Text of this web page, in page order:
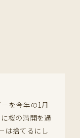
を今年の1月
桜の満開を過
は捨てるにし